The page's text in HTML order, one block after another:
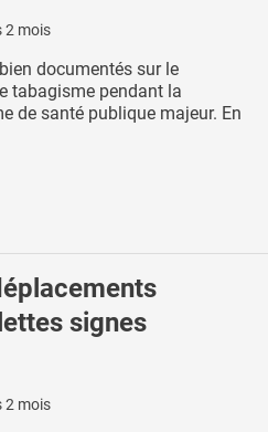
2 mois
documentés sur le
tabagisme pendant la
de santé publique majeur. En
signes
2 mois